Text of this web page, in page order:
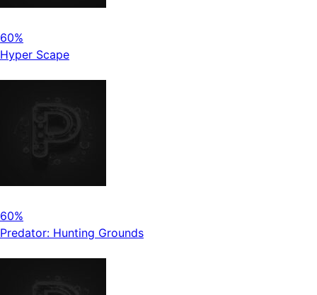
60%
Hyper Scape
60%
Predator: Hunting Grounds